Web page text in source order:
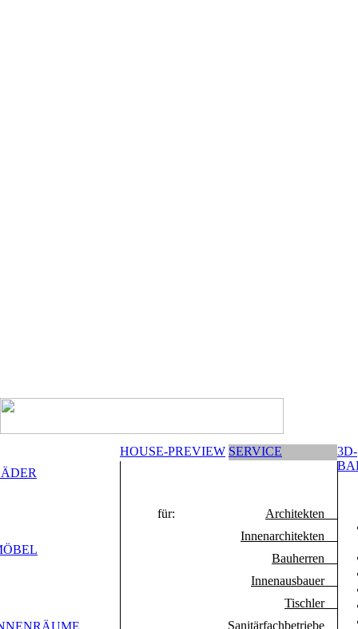
HOUSE-PREVIEW SERVICE
3D-
für:
Architekten
Innenarchitekten
Bauherren
Innenausbauer
Tischler
Sanitärfachbetriebe